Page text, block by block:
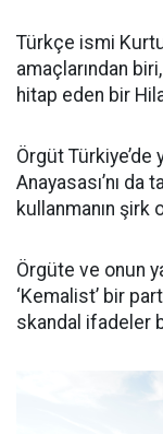
Türkçe ismi
amaçlarından
hitap eden bir
Örgüt Türkiye’de
Anayasası’nı da
kullanmanın şirk
Örgüte ve onun
‘Kemalist’ bir
skandal ifadeler